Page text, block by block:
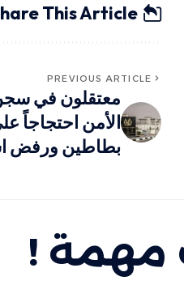
This Article
PREVIOUS ARTICLE
معتقلون في
الأمن احتجاجاً
بطاطين ورفض
مهمة !